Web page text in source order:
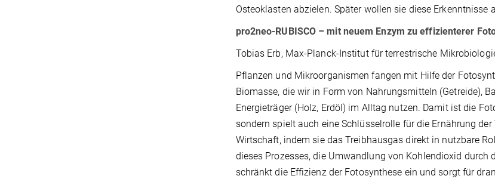
Osteoklasten abzielen. Später wollen sie diese
pro2neo-RUBISCO – mit neuem Enzym zu effizienterer
Tobias Erb, Max-Planck-Institut für terrestrische
Pflanzen und Mikroorganismen fangen mit Hilfe der
Biomasse, die wir in Form von Nahrungsmitteln (Getreide),
Energieträger (Holz, Erdöl) im Alltag nutzen. Damit ist die
sondern spielt auch eine Schlüsselrolle für die Ernährung
Wirtschaft, indem sie das Treibhausgas direkt in nutzbare
dieses Prozesses, die Umwandlung von Kohlendioxid
schränkt die Effizienz der Fotosynthese ein und sorgt für